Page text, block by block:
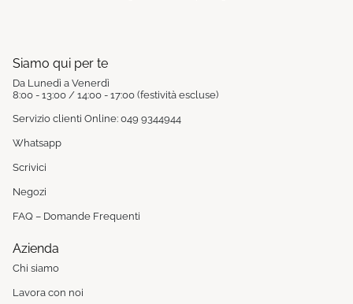
Siamo qui per te
Da Lunedì a Venerdì
8:00 - 13:00 / 14:00 - 17:00 (festività escluse)
Servizio clienti Online: 049 9344944
Whatsapp
Scrivici
Negozi
FAQ – Domande Frequenti
Azienda
Chi siamo
Lavora con noi